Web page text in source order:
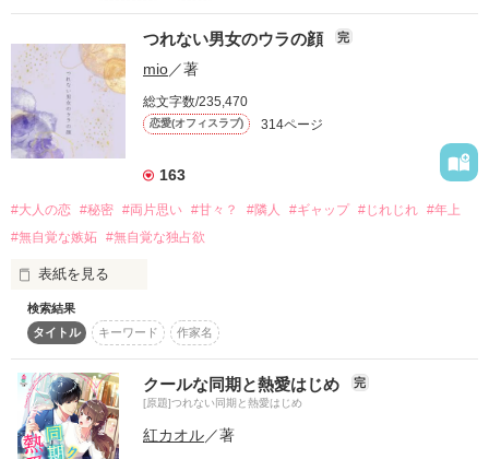
【公開日：2020.04.17】
【完結日：2020.04.20】
『誰がお前なんかに政略されて結婚するか』
オフィスの先輩でもある彼は冷たい
そんな彼が渋々出した婚約の条件は
『期間限定お試し同居』でした
＊。・'*:.──────────────
彼に『好き』と告げ続けて半年――
私の想いはまったく届かないけれど
政略結婚の破談が彼の目的なのに
『逃げるならさっさと逃げろ』
彼の意地悪は徐々に際どく甘くなる――
*･゜ﾟ･*:.｡..｡.:*･*:ﾟ･*:.｡. .｡.:*･
2016.9.9　公開開始
2016.10.13完結
つれない男女のウラの顔 完
mio／著
総文字数/235,470
恋愛(オフィスラブ) 314ページ
163
#大人の恋 #秘密 #両片思い #甘々？ #隣人 #ギャップ #じれじれ #年上
#無自覚な嫉妬 #無自覚な独占欲
表紙を見る
心を開けない一匹狼
×
冷徹不愛想男
検索結果
タイトル
キーワード 作家名
クールな同期と熱愛はじめ 完
[原題]つれない同期と熱愛はじめ
紅カオル／著